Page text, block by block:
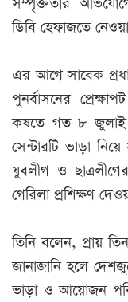
ডিবি হেফাজতে
এর আগে সাবেক
পুনর্বাসনের
কষতে গত ৮ জুলাই
সেন্টারটি ভাড়া
যুবলীগ ও
গেরিলা প্রশিক্ষণ
তিনি বলেন, প্রায়
জানাজানি হলে
ভাড়া ও আয়োজন